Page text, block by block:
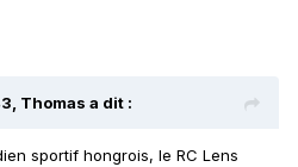
Thomas a dit :
sportif hongrois, le RC Lens